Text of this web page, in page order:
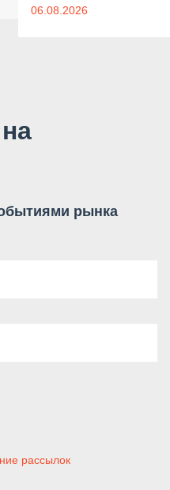
06.08.2026
рынка
рассылок